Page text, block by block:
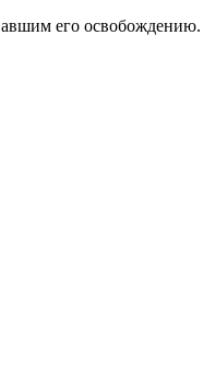
его освобождению.